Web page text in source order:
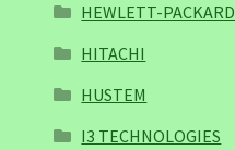
HEWLETT-PACKARD
HITACHI
HUSTEM
I3 TECHNOLOGIES